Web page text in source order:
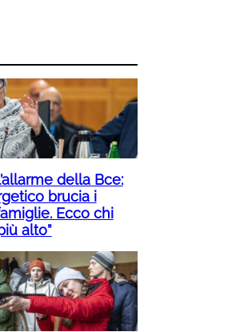
della Bce:
brucia i
Ecco chi
alto”